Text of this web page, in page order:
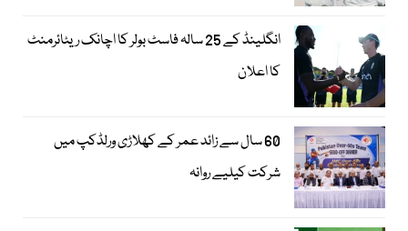
انگلینڈ کے 25 سالہ فاسٹ بولر کا اچانک ریٹائرمنٹ
کا اعلان
60 سال سے زائد عمر کے کھلاڑی ورلڈکپ میں
شرکت کیلیے روانہ